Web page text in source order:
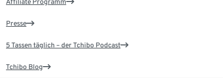
Affiliate Programm
Presse
5 Tassen täglich – der Tchibo Podcast
Tchibo Blog